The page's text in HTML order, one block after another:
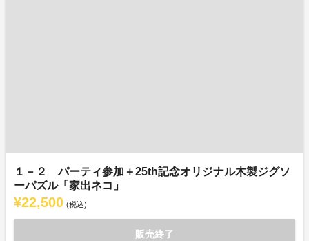
１－２ パーティ参加＋25th記念オリジナル木製ジグソ
ーパズル「家出ネコ」
¥22,500 (税込)
販売終了